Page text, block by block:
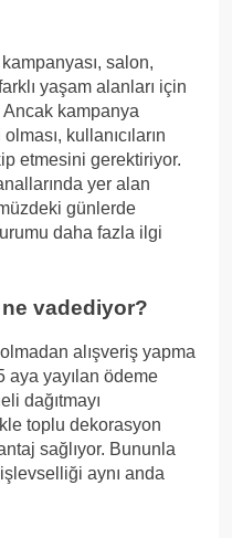
salon,
yaşam alanları için
Ancak kampanya
kullanıcıların
etmesini gerektiriyor.
yer alan
günlerde
daha fazla ilgi
ne vadediyor?
alışveriş yapma
aya yayılan ödeme
dağıtmayı
toplu dekorasyon
sağlıyor. Bununla
aynı anda